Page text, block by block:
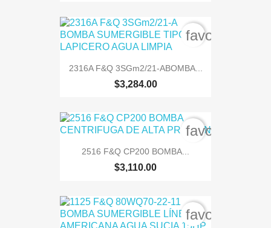
2316A F&Q 3SGm2/21-ABOMBA...
$3,284.00
2516 F&Q CP200 BOMBA...
$3,110.00